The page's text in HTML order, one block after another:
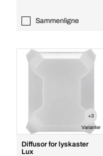
Sammenligne
+3
Varianter
Diffusor for lyskaster
Lux